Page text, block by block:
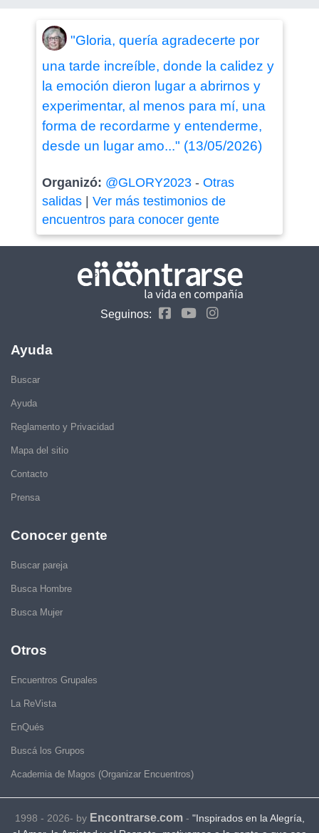
"Gloria, quería agradecerte por
una tarde increíble, donde la calidez y
la emoción dieron lugar a abrirnos y
experimentar, al menos para mí, una
forma de recordarme y entenderme,
desde un lugar amo..." (13/05/2026)
Organizó: @GLORY2023- Otras
salidas| Ver más testimonios de
encuentros para conocer gente
Seguinos:
Ayuda
Buscar
Ayuda
Reglamento y Privacidad
Mapa del sitio
Contacto
Prensa
Conocer gente
Buscar pareja
Busca Hombre
Busca Mujer
Otros
Encuentros Grupales
La ReVista
EnQués
Buscá los Grupos
Academia de Magos (Organizar Encuentros)
1998 - 2026- by Encontrarse.com- "Inspirados en la Alegría,